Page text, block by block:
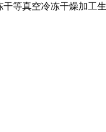
等真空冷冻干燥加工生